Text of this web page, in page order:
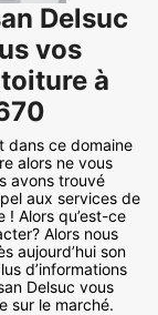
Delsuc
vos
à
dans ce domaine
alors ne vous
avons trouvé
aux services de
! Alors qu’est-ce
Alors nous
aujourd’hui son
d’informations
Delsuc vous
sur le marché.